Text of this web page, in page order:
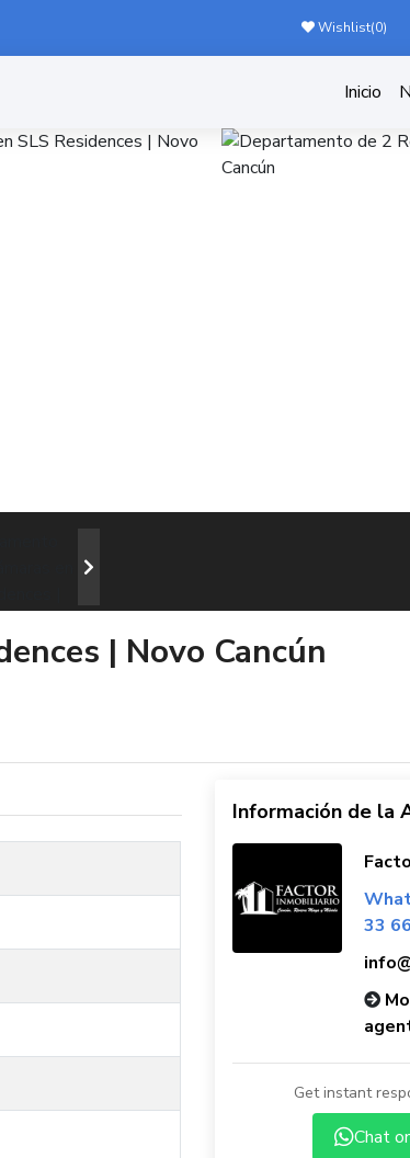
Wishlist(0)
Inicio
| Novo Cancún
Información de la
33 66
Get instant
Chat